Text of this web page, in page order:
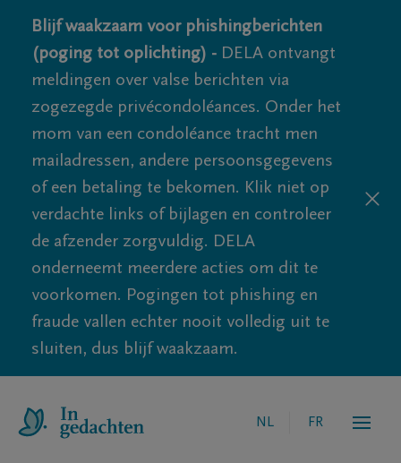
Blijf waakzaam voor phishingberichten
(poging tot oplichting) - DELA ontvangt
meldingen over valse berichten via
zogezegde privécondoléances. Onder het
mom van een condoléance tracht men
mailadressen, andere persoonsgegevens
of een betaling te bekomen. Klik niet op
verdachte links of bijlagen en controleer
de afzender zorgvuldig. DELA
onderneemt meerdere acties om dit te
voorkomen. Pogingen tot phishing en
fraude vallen echter nooit volledig uit te
sluiten, dus blijf waakzaam.
NL FR